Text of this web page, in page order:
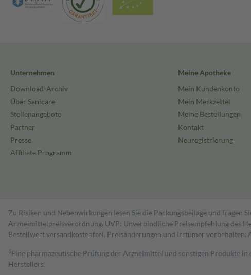
Unternehmen
Download-Archiv
Über Sanicare
Stellenangebote
Partner
Presse
Affiliate Programm
Meine Apotheke
Mein Kundenkonto
Mein Merkzettel
Meine Bestellungen
Kontakt
Neuregistrierung
Zu Risiken und Nebenwirkungen lesen Sie die Packungsbeilage und
Arzneimittelpreisverordnung. UVP: Unverbindliche Preisempfehlung des
Bestell­wert versand­kosten­frei. Preisänderungen und Irrtümer
1 Eine pharmazeutische Prüfung der Arzneimittel und sonstigen Produkte
Herstellers.